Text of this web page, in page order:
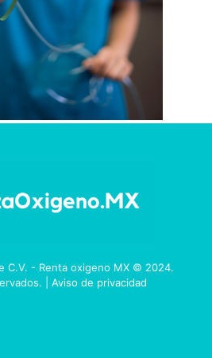
C.V. - Renta oxigeno MX © 2024.
| Aviso de privacidad